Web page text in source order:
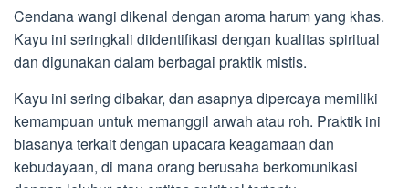
Cendana wangi dikenal dengan aroma harum yang khas.
Kayu ini seringkali diidentifikasi dengan kualitas spiritual
dan digunakan dalam berbagai praktik mistis.
Kayu ini sering dibakar, dan asapnya dipercaya memiliki
kemampuan untuk memanggil arwah atau roh. Praktik ini
biasanya terkait dengan upacara keagamaan dan
kebudayaan, di mana orang berusaha berkomunikasi